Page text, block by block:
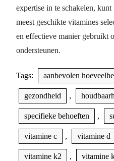
expertise in te schakelen,
meest geschikte vitamines
en effectieve manier gebruikt
ondersteunen.
Tags: aanbevolen
gezondheid ,
specifieke behoeften ,
vitamine c , vitamine d
vitamine k2 , vitamine